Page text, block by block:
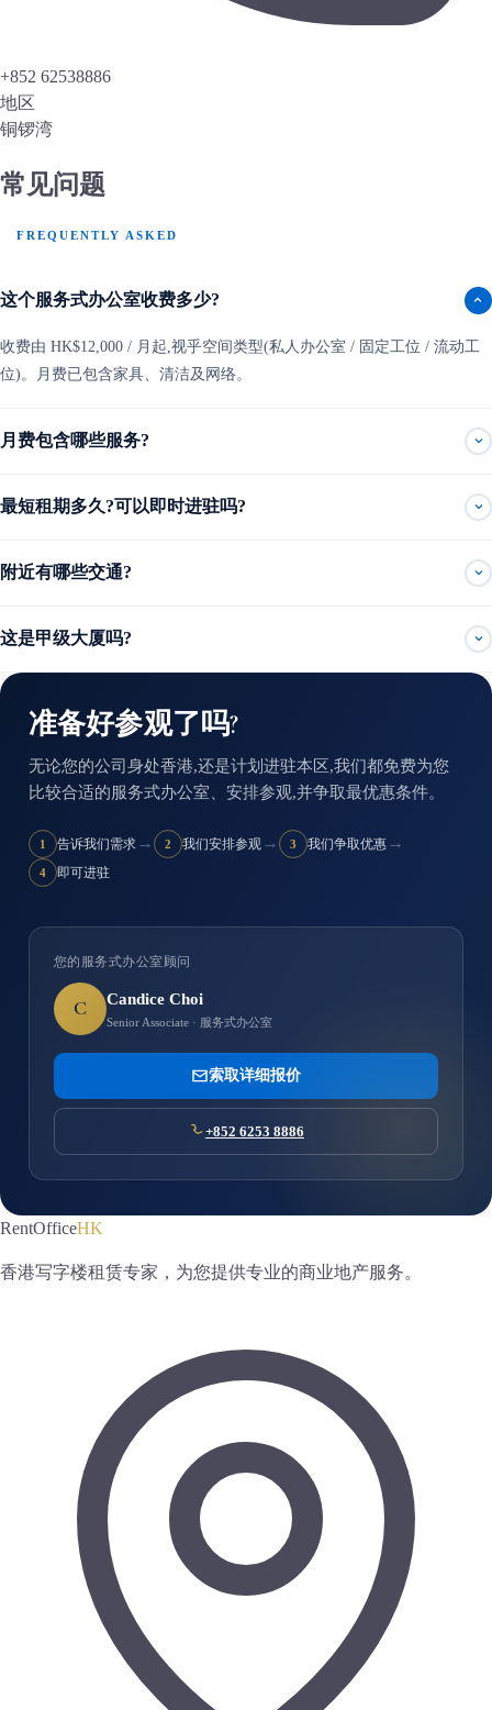
+852 62538886
地区
铜锣湾
常见问题
FREQUENTLY ASKED
这个服务式办公室收费多少?
收费由 HK$12,000 / 月起,视乎空间类型(私人办公室 / 固定工位 / 流动工
位)。月费已包含家具、清洁及网络。
月费包含哪些服务?
最短租期多久?可以即时进驻吗?
附近有哪些交通?
这是甲级大厦吗?
准备好参观了吗?
无论您的公司身处香港,还是计划进驻本区,我们都免费为您
比较合适的服务式办公室、安排参观,并争取最优惠条件。
1 告诉我们需求 → 2 我们安排参观 → 3 我们争取优惠 →
4 即可进驻
您的服务式办公室顾问
C Candice Choi
Senior Associate · 服务式办公室
索取详细报价
+852 6253 8886
RentOfficeHK
香港写字楼租赁专家，为您提供专业的商业地产服务。